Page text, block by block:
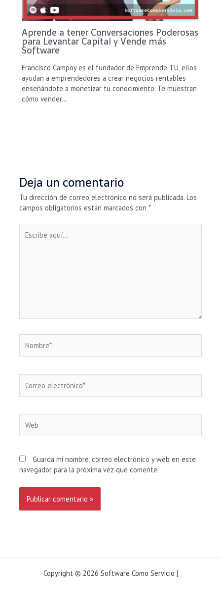
Aprende a tener Conversaciones Poderosas
para Levantar Capital y Vende más
Software
Francisco Campoy es el fundador de Emprende TU, ellos
ayudan a emprendedores a crear negocios rentables
enseñándote a monetizar tu conocimiento. Te muestran
cómo vender…
Deja un comentario
Tu dirección de correo electrónico no será publicada. Los
campos obligatorios están marcados con*
aquí...
electrónico*
Guarda mi nombre, correo electrónico y web en este
navegador para la próxima vez que comente.
Copyright © 2026 Software Como Servicio |